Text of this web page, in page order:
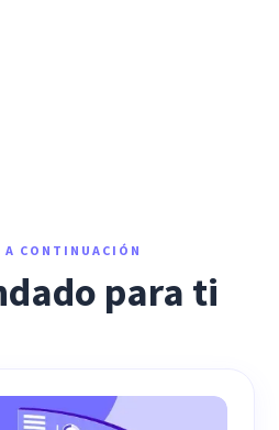
A CONTINUACIÓN
para ti